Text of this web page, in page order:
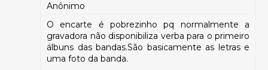
Anônimo
O encarte é pobrezinho pq normalmente a
gravadora não disponibiliza verba para o primeiro
álbuns das bandas.São basicamente as letras e
uma foto da banda.